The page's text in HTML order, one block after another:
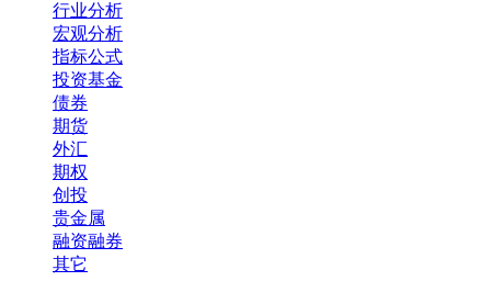
行业分析
宏观分析
指标公式
投资基金
债券
期货
外汇
期权
创投
贵金属
融资融券
其它